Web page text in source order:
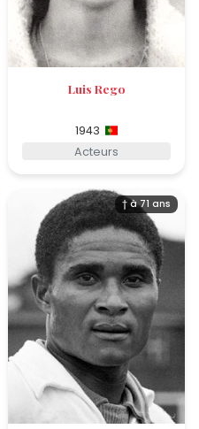
Luis Rego
1943
Acteurs
† à 71 ans